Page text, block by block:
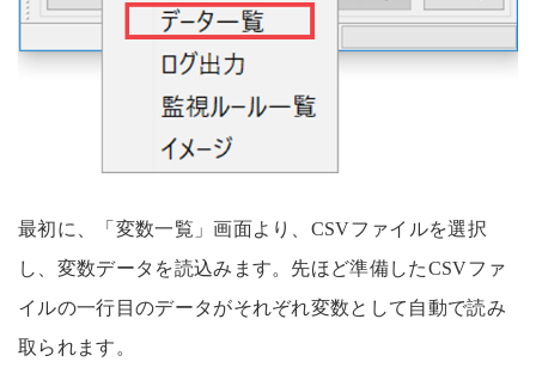
最初に、「変数一覧」画面より、CSVファイルを選択
し、変数データを読込みます。先ほど準備したCSVファ
イルの一行目のデータがそれぞれ変数として自動で読み
取られます。